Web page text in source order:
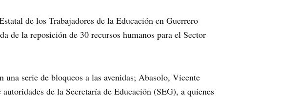
de los Trabajadores de la Educación en Guerrero
de la reposición de 30 recursos humanos para el Sector
serie de bloqueos a las avenidas; Abasolo, Vicente
de la Secretaría de Educación (SEG), a quienes